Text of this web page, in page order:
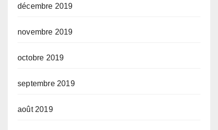
décembre 2019
novembre 2019
octobre 2019
septembre 2019
août 2019